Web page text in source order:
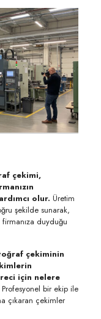
çekimi,
olur. Üretim
şekilde sunarak,
firmanıza duyduğu
çekiminin
için nelere
Profesyonel bir ekip ile
çıkaran çekimler